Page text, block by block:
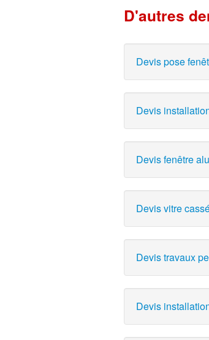
D'autres
Devis pose
Devis
Devis fenêtre
Devis vitre
Devis travaux
Devis